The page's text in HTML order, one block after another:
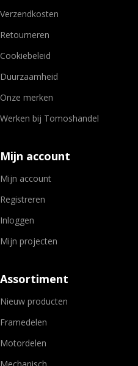
Verzendkosten
Retourneren
Cookiebeleid
Duurzaamheid
Onze merken
Werken bij Tomoshandel
Mijn account
Mijn account
Registreren
Inloggen
Mijn projecten
Assortiment
Nieuw producten
Framedelen
Motordelen